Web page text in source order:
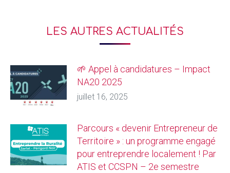
LES AUTRES ACTUALITÉS
🌱 Appel à candidatures – Impact
NA20 2025
juillet 16, 2025
Parcours « devenir Entrepreneur de
Territoire » : un programme engagé
pour entreprendre localement ! Par
ATIS et CCSPN – 2e semestre